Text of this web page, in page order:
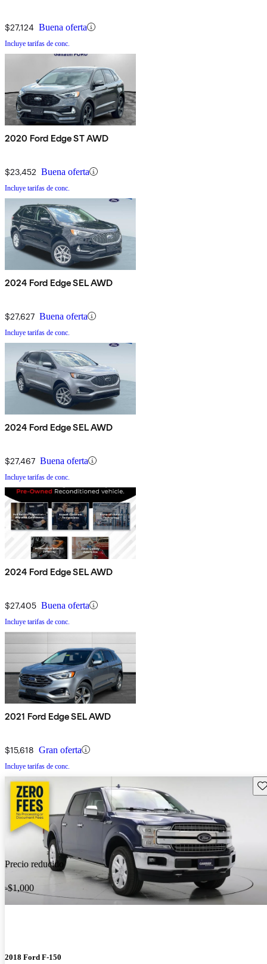
$27,124 Buena oferta
Incluye tarifas de conc.
2020 Ford Edge ST AWD
$23,452 Buena oferta
Incluye tarifas de conc.
2024 Ford Edge SEL AWD
$27,627 Buena oferta
Incluye tarifas de conc.
2024 Ford Edge SEL AWD
$27,467 Buena oferta
Incluye tarifas de conc.
2024 Ford Edge SEL AWD
$27,405 Buena oferta
Incluye tarifas de conc.
2021 Ford Edge SEL AWD
$15,618 Gran oferta
Incluye tarifas de conc.
Precio reducido
-$1,000
2018 Ford F-150